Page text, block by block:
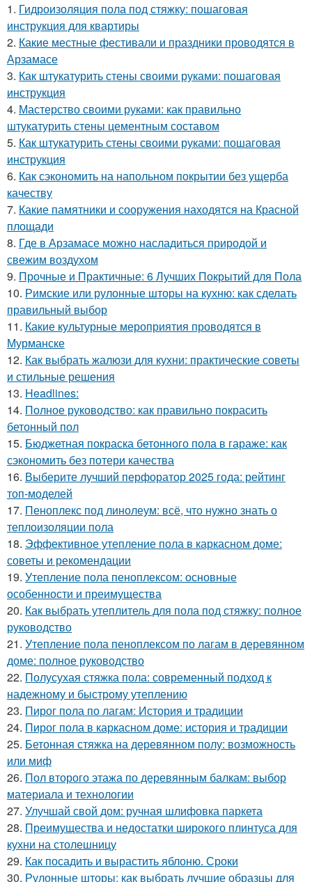
1. Гидроизоляция пола под стяжку: пошаговая
инструкция для квартиры
2. Какие местные фестивали и праздники проводятся в
Арзамасе
3. Как штукатурить стены своими руками: пошаговая
инструкция
4. Мастерство своими руками: как правильно
штукатурить стены цементным составом
5. Как штукатурить стены своими руками: пошаговая
инструкция
6. Как сэкономить на напольном покрытии без ущерба
качеству
7. Какие памятники и сооружения находятся на Красной
площади
8. Где в Арзамасе можно насладиться природой и
свежим воздухом
9. Прочные и Практичные: 6 Лучших Покрытий для Пола
10. Римские или рулонные шторы на кухню: как сделать
правильный выбор
11. Какие культурные мероприятия проводятся в
Мурманске
12. Как выбрать жалюзи для кухни: практические советы
и стильные решения
13. Headlines:
14. Полное руководство: как правильно покрасить
бетонный пол
15. Бюджетная покраска бетонного пола в гараже: как
сэкономить без потери качества
16. Выберите лучший перфоратор 2025 года: рейтинг
топ-моделей
17. Пеноплекс под линолеум: всё, что нужно знать о
теплоизоляции пола
18. Эффективное утепление пола в каркасном доме:
советы и рекомендации
19. Утепление пола пеноплексом: основные
особенности и преимущества
20. Как выбрать утеплитель для пола под стяжку: полное
руководство
21. Утепление пола пеноплексом по лагам в деревянном
доме: полное руководство
22. Полусухая стяжка пола: современный подход к
надежному и быстрому утеплению
23. Пирог пола по лагам: История и традиции
24. Пирог пола в каркасном доме: история и традиции
25. Бетонная стяжка на деревянном полу: возможность
или миф
26. Пол второго этажа по деревянным балкам: выбор
материала и технологии
27. Улучшай свой дом: ручная шлифовка паркета
28. Преимущества и недостатки широкого плинтуса для
кухни на столешницу
29. Как посадить и вырастить яблоню. Сроки
30. Рулонные шторы: как выбрать лучшие образцы для